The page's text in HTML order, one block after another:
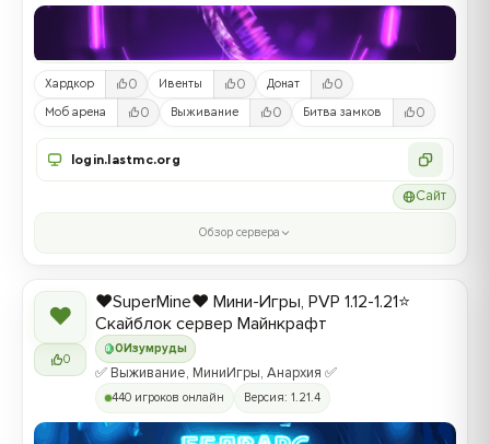
Хардкор 0 Ивенты 0 Донат 0
Моб арена 0 Выживание 0 Битва замков 0
login.lastmc.org
Сайт
Обзор сервера
❤
0
0 Изумруды
❤️SuperMine❤️ Мини-Игры, PVP 1.12-1.21⭐
Скайблок сервер Майнкрафт
✅ Выживание, МиниИгры, Анархия ✅
440 игроков онлайн Версия: 1.21.4